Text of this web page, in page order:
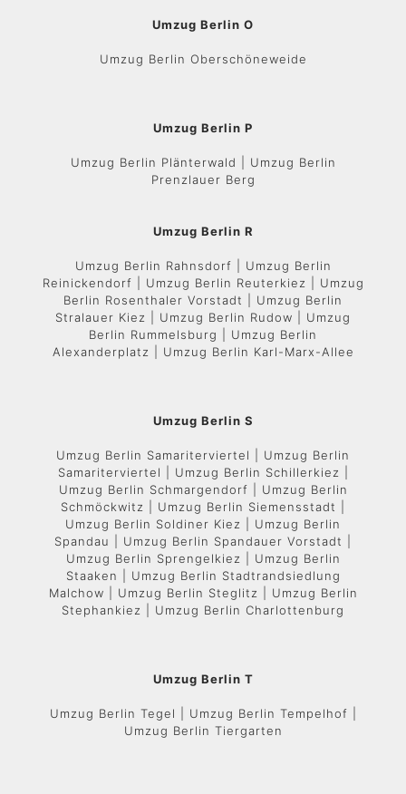
Umzug Berlin O
Umzug Berlin Oberschöneweide
Umzug Berlin P
Umzug Berlin Plänterwald | Umzug Berlin
Prenzlauer Berg
Umzug Berlin R
Umzug Berlin Rahnsdorf | Umzug Berlin
Reinickendorf | Umzug Berlin Reuterkiez | Umzug
Berlin Rosenthaler Vorstadt | Umzug Berlin
Stralauer Kiez | Umzug Berlin Rudow | Umzug
Berlin Rummelsburg | Umzug Berlin
Alexanderplatz | Umzug Berlin Karl-Marx-Allee
Umzug Berlin S
Umzug Berlin Samariterviertel | Umzug Berlin
Samariterviertel | Umzug Berlin Schillerkiez |
Umzug Berlin Schmargendorf | Umzug Berlin
Schmöckwitz | Umzug Berlin Siemensstadt |
Umzug Berlin Soldiner Kiez | Umzug Berlin
Spandau | Umzug Berlin Spandauer Vorstadt |
Umzug Berlin Sprengelkiez | Umzug Berlin
Staaken | Umzug Berlin Stadtrandsiedlung
Malchow | Umzug Berlin Steglitz | Umzug Berlin
Stephankiez | Umzug Berlin Charlottenburg
Umzug Berlin T
Umzug Berlin Tegel | Umzug Berlin Tempelhof |
Umzug Berlin Tiergarten